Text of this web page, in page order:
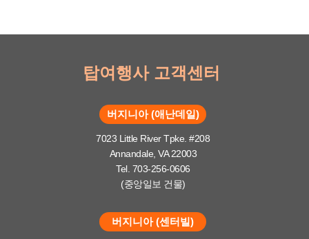
탑여행사 고객센터
버지니아 (애난데일)
7023 Little River Tpke. #208
Annandale, VA 22003
Tel. 703-256-0606
(중앙일보 건물)
버지니아 (센터빌)